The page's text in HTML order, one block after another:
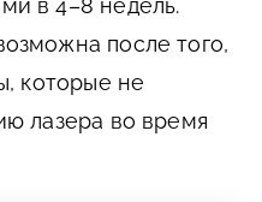
после того,
которые не
лазера во время